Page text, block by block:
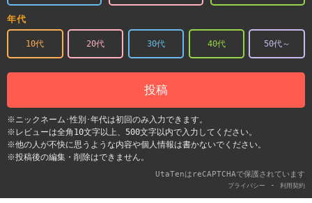
年代
10代 20代 30代 40代 50代～
投稿
※ニックネーム･性別･年代は初回のみ入力できます。
※レビューは全角10文字以上、500文字以内で入力してください。
※他の人が不快に思うような内容や個人情報は書かないでください。
※投稿後の編集・削除はできません。
UtaTenはreCAPTCHAで保護されています
プライバシー - 利用契約